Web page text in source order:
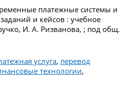
платежные системы и
и кейсов : учебное
И. А. Ризванова, ; под общ.
услуга, перевод
технологии,